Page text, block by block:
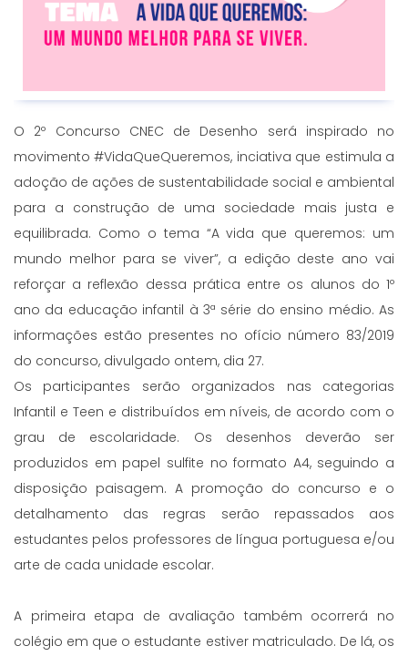
O 2º Concurso CNEC de Desenho será inspirado no
movimento #VidaQueQueremos, inciativa que estimula a
adoção de ações de sustentabilidade social e ambiental
para a construção de uma sociedade mais justa e
equilibrada. Como o tema “A vida que queremos: um
mundo melhor para se viver”, a edição deste ano vai
reforçar a reflexão dessa prática entre os alunos do 1º
ano da educação infantil à 3ª série do ensino médio. As
informações estão presentes no ofício número 83/2019
do concurso, divulgado ontem, dia 27.
Os participantes serão organizados nas categorias
Infantil e Teen e distribuídos em níveis, de acordo com o
grau de escolaridade. Os desenhos deverão ser
produzidos em papel sulfite no formato A4, seguindo a
disposição paisagem. A promoção do concurso e o
detalhamento das regras serão repassados aos
estudantes pelos professores de língua portuguesa e/ou
arte de cada unidade escolar.
A primeira etapa de avaliação também ocorrerá no
colégio em que o estudante estiver matriculado. De lá, os